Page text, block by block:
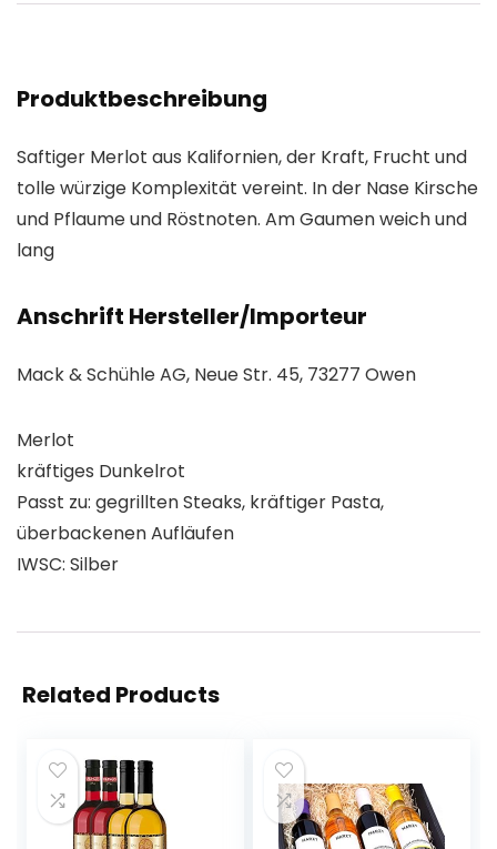
Produktbeschreibung
Saftiger Merlot aus Kalifornien, der Kraft, Frucht und
tolle würzige Komplexität vereint. In der Nase Kirsche
und Pflaume und Röstnoten. Am Gaumen weich und
lang
Anschrift Hersteller/Importeur
Mack & Schühle AG, Neue Str. 45, 73277 Owen
Merlot
kräftiges Dunkelrot
Passt zu: gegrillten Steaks, kräftiger Pasta,
überbackenen Aufläufen
IWSC: Silber
Related Products